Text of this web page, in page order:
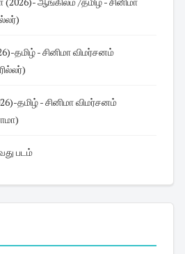
தமிழ் - சினிமா விமர்சனம்
தமிழ் - சினிமா விமர்சனம்
படம்